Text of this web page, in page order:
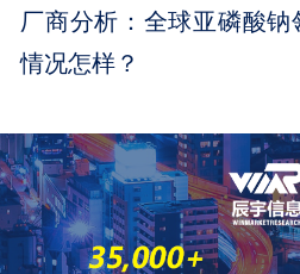
厂商分析：全球亚磷酸
情况怎样？